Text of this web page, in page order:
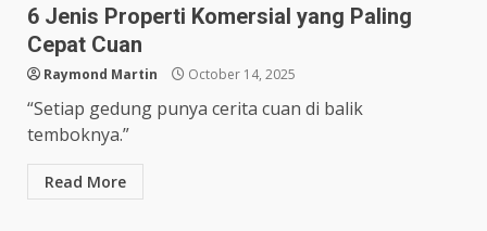
6 Jenis Properti Komersial yang Paling
Cepat Cuan
Raymond Martin October 14, 2025
“Setiap gedung punya cerita cuan di balik
temboknya.”
Read More